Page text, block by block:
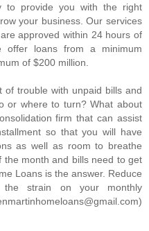
to provide you with the right
your business. Our services
approved within 24 hours of
offer loans from a minimum
of $200 million.
of trouble with unpaid bills and
or where to turn? What about
firm that can assist
so that you will have
as well as room to breathe
month and bills need to get
Loans is the answer. Reduce
strain on your monthly